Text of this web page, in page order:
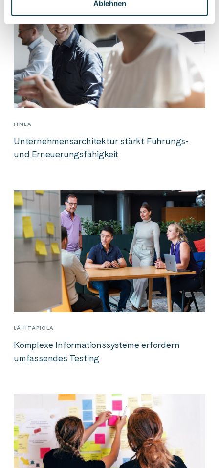
Ablehnen
FIMEA
Unternehmensarchitektur stärkt Führungs-
und Erneuerungsfähigkeit
LÄHITAPIOLA
Komplexe Informationssysteme erfordern
umfassendes Testing